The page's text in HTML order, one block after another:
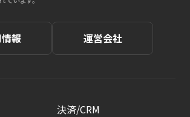
報 運営会社
決済/CRM